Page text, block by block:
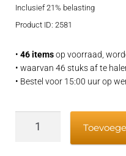
was: is:
Inclusief 21% belasting
Product ID: 2581
• 46 itemsop voorraad,
• waarvan 46 stuks af te
• Bestel voor 15:00 uur op